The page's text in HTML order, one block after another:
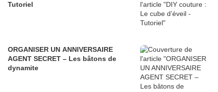
Tutoriel
ORGANISER UN ANNIVERSAIRE
AGENT SECRET – Les bâtons de
dynamite